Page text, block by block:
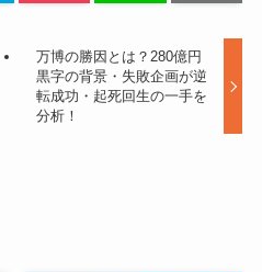
万博の勝因とは？280億円
黒字の背景・失敗企画が逆
転成功・起死回生の一手を
分析！